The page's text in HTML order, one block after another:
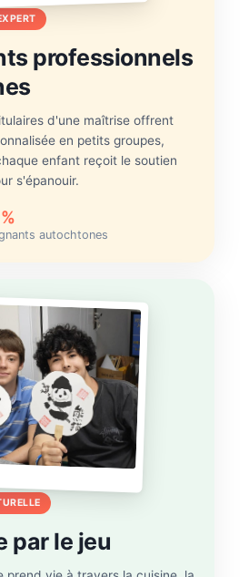
professionnels
d'une maîtrise offrent
en petits groupes,
enfant reçoit le soutien
s'épanouir.
autochtones
par le jeu